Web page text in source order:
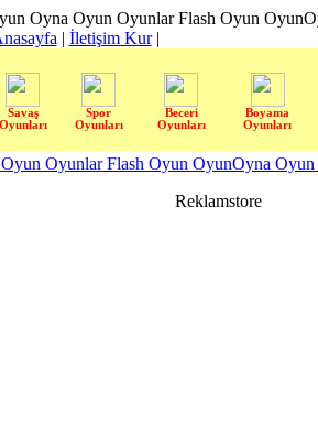
Oyna Oyun Oyunlar Flash Oyun
| İletişim Kur|
Savaş
Oyunları
Spor
Oyunları
Beceri
Oyunları
Boyama
Oyunları
Oyunlar Flash Oyun OyunOyna Oyun
Reklamstore